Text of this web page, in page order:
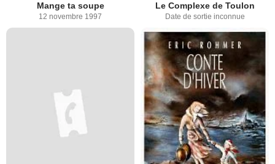
Mange ta soupe
12 novembre 1997
Le Complexe de Toulon
Date de sortie inconnue